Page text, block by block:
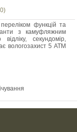
функцій та
з камуфляжним
секундомір,
вологозахист 5 АТМ